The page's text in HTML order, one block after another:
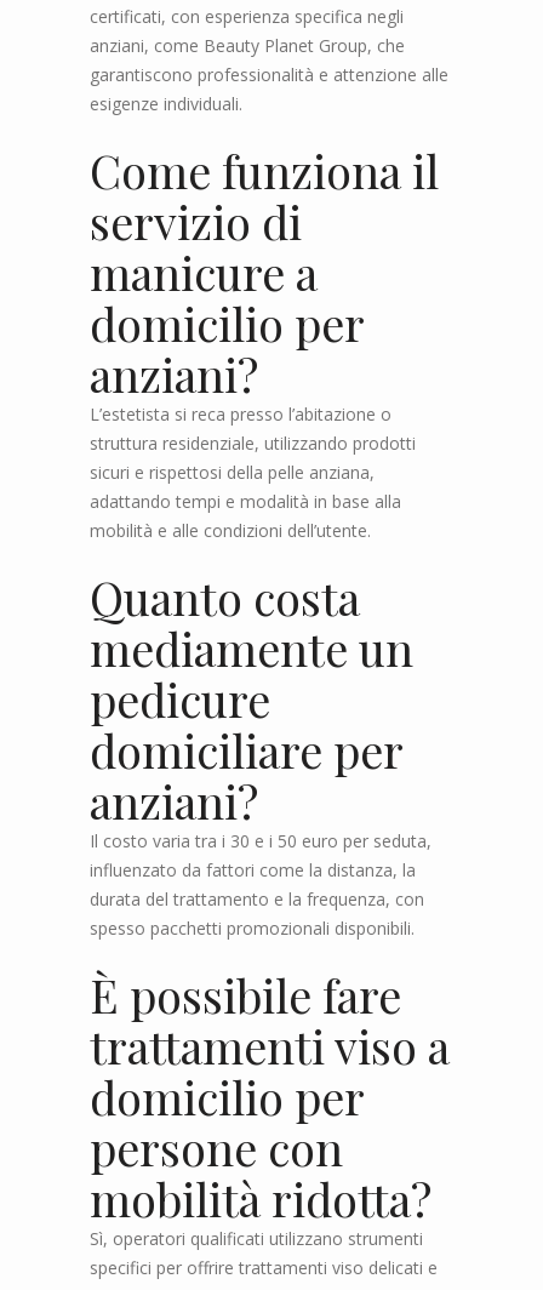
certificati, con esperienza specifica negli
anziani, come Beauty Planet Group, che
garantiscono professionalità e attenzione alle
esigenze individuali.
Come funziona il
servizio di
manicure a
domicilio per
anziani?
L’estetista si reca presso l’abitazione o
struttura residenziale, utilizzando prodotti
sicuri e rispettosi della pelle anziana,
adattando tempi e modalità in base alla
mobilità e alle condizioni dell’utente.
Quanto costa
mediamente un
pedicure
domiciliare per
anziani?
Il costo varia tra i 30 e i 50 euro per seduta,
influenzato da fattori come la distanza, la
durata del trattamento e la frequenza, con
spesso pacchetti promozionali disponibili.
È possibile fare
trattamenti viso a
domicilio per
persone con
mobilità ridotta?
Sì, operatori qualificati utilizzano strumenti
specifici per offrire trattamenti viso delicati e